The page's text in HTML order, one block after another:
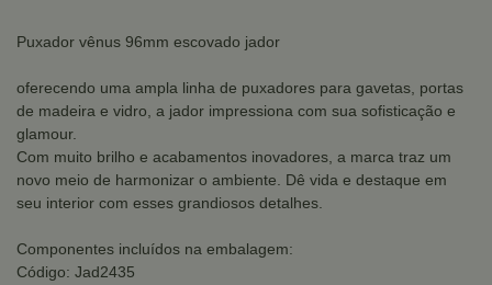
Puxador vênus 96mm escovado jador
oferecendo uma ampla linha de puxadores para gavetas, portas
de madeira e vidro, a jador impressiona com sua sofisticação e
glamour.
Com muito brilho e acabamentos inovadores, a marca traz um
novo meio de harmonizar o ambiente. Dê vida e destaque em
seu interior com esses grandiosos detalhes.
Componentes incluídos na embalagem:
Código: Jad2435